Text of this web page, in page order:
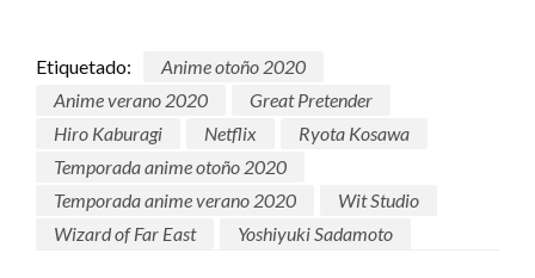
Etiquetado:
Anime otoño 2020
Anime verano 2020
Great Pretender
Hiro Kaburagi
Netflix
Ryota Kosawa
Temporada anime otoño 2020
Temporada anime verano 2020
Wit Studio
Wizard of Far East
Yoshiyuki Sadamoto